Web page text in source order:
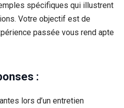
spécifiques qui illustrent
Votre objectif est de
passée vous rend apte
:
lors d’un entretien